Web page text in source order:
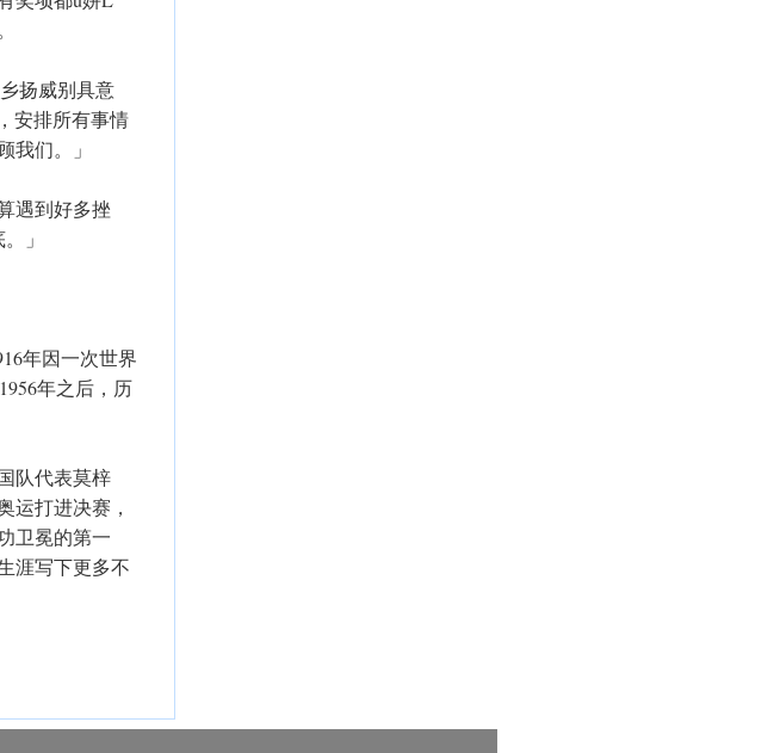
扬威别具意
安排所有事情
我们。」
遇到好多挫
」
年因一次世界
年之后，历
队代表莫梓
运打进决赛，
卫冕的第一
涯写下更多不